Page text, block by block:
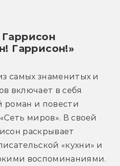
Гаррисон!»
самых знаменитых и
включает в себя
роман и повести
миров». В своей
раскрывает
«кухни» и
воспоминаниями.